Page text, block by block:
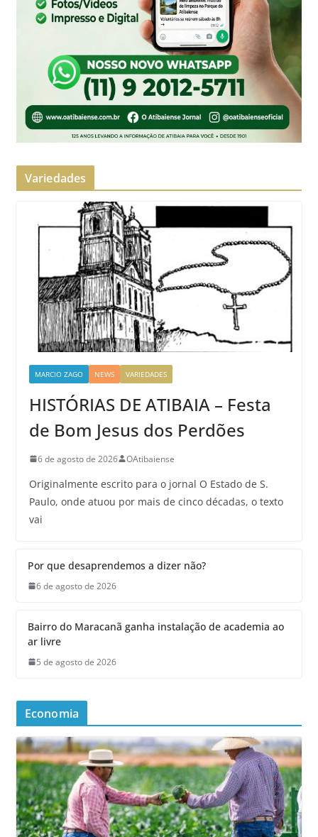
Variedades
MARCIO ZAGO NEWS VARIEDADES
HISTÓRIAS DE ATIBAIA – Festa
de Bom Jesus dos Perdões
6 de agosto de 2026 OAtibaiense
Originalmente escrito para o jornal O Estado de S.
Paulo, onde atuou por mais de cinco décadas, o texto
vai
Por que desaprendemos a dizer não?
6 de agosto de 2026
Bairro do Maracanã ganha instalação de academia ao
ar livre
5 de agosto de 2026
Economia